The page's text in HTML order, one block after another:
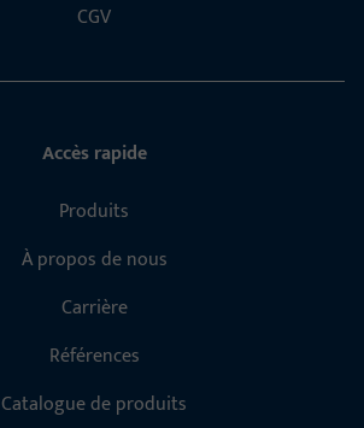
CGV
Accès rapide
Produits
À propos de nous
Carrière
Références
Catalogue de produits